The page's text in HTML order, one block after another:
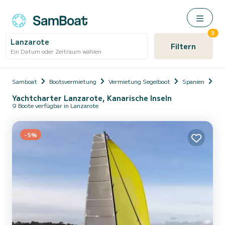
Lanzarote
Ein Datum oder Zeitraum wählen Filtern
3
Samboat Bootsvermietung Vermietung Segelboot Spanien
Yachtcharter Lanzarote, Kanarische Inseln
9 Boote verfügbar in Lanzarote
-5%